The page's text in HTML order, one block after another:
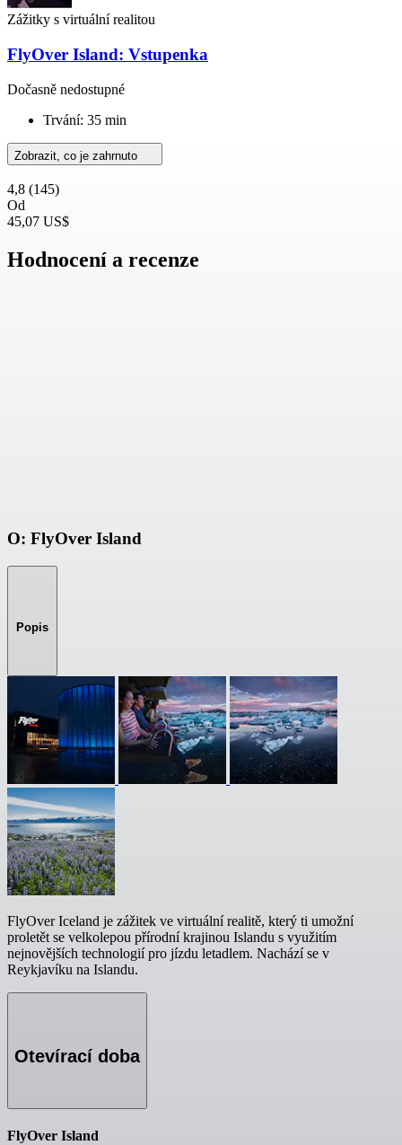
Zážitky s virtuální realitou
FlyOver Island: Vstupenka
Dočasně nedostupné
Trvání: 35 min
Zobrazit, co je zahrnuto
4,8 (145)
Od
45,07 US$
Hodnocení a recenze
O: FlyOver Island
Popis
FlyOver Iceland je zážitek ve virtuální realitě, který ti umožní
proletět se velkolepou přírodní krajinou Islandu s využitím
nejnovějších technologií pro jízdu letadlem. Nachází se v
Reykjavíku na Islandu.
Otevírací doba
FlyOver Island